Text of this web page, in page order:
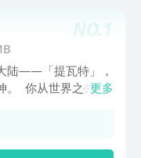
是一个RPG手游爱好
、《原神》
NO.1
陆——「提瓦特」，
。 你从世界之外漂
、寻找掌控尘世元
更多